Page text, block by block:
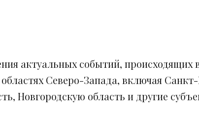
актуальных событий, происходящих
Северо-Запада, включая
Новгородскую область и другие